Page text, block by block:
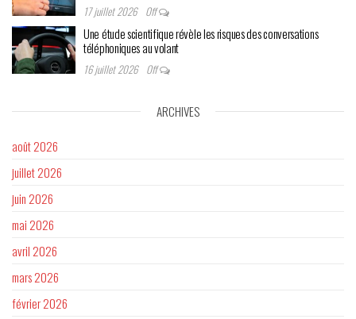
17 juillet 2026 Off
Une étude scientifique révèle les risques des conversations
téléphoniques au volant
16 juillet 2026 Off
ARCHIVES
août 2026
juillet 2026
juin 2026
mai 2026
avril 2026
mars 2026
février 2026